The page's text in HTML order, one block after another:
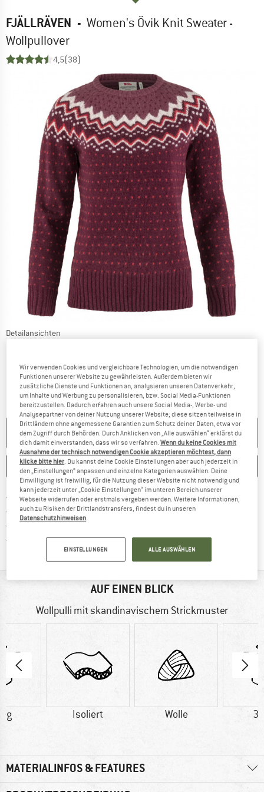
FJÄLLRÄVEN - Women's Övik Knit Sweater -
Wollpullover
4,5(38)
Detailansichten
NICHT MEHR LIEFERBAR
MERKEN VERGLEICHEN
Portofrei ab CHF 100 (CH)Finde mehr Informationen zu den
100 Tage RückgaberechtGehe hier zu den Rückgabe-
Kauf auf Rechnung
Trusted Shops KäuferschutzFinde alle Infos hier!
AUF EINEN BLICK
Wollpulli mit skandinavischem Strickmuster
g Isoliert Wolle
MATERIALINFOS & FEATURES
Wir verwenden Cookies und vergleichbare Technologien, um die notwendigen
Funktionen unserer Website zu gewährleisten. Außerdem bieten wir
zusätzliche Dienste und Funktionen an, analysieren unseren Datenverkehr,
um Inhalte und Werbung zu personalisieren, bzw. Social Media-Funktionen
bereitzustellen. Dadurch erfahren auch unsere Social Media-, Werbe- und
Analysepartner von deiner Nutzung unserer Website; diese sitzen teilweise in
Drittländern ohne angemessene Garantien zum Schutz deiner Daten, etwa vor
dem Zugriff durch Behörden. Durch Anklicken von „Alle auswählen“ erklärst du
dich damit einverstanden, dass wir so verfahren.Wenn du keine Cookies mit
Ausnahme der technisch notwendigen Cookie akzeptieren möchtest, dann
klicke bitte hier . Du kannst deine Cookie Einstellungen aber auch jederzeit in
den „Einstellungen“ anpassen und einzelne Kategorien auswählen. Deine
Einwilligung ist freiwillig, für die Nutzung dieser Website nicht notwendig und
kann jederzeit unter „Cookie Einstellungen“ im unteren Bereich unserer
Webseite widerrufen oder erstmals vergeben werden. Weitere Informationen,
auch zu Risiken der Drittlandstransfers, findest du in unseren
Datenschutzhinweisen
EINSTELLUNGEN ALLE AUSWÄHLEN